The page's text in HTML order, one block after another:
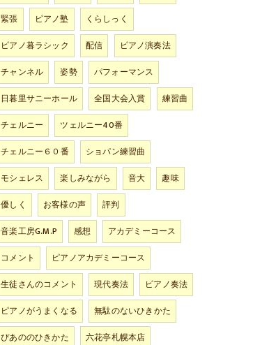
緊張
ピアノ塾
くらしっく
ピアノ暮ラシック
配信
ピアノ演奏法
チャンネル
姿勢
パフォーマンス
日暮里サニーホール
全国大会入賞
練習曲
チェルニー
ツェルニー40番
チェルニー６０番
ショパン練習曲
モシェレス
楽しみながら 音大
趣味
優しく
お客様の声
評判
音楽工房G.M.P
感想
アカデミーコース
コメント
ピアノアカデミーコース
生徒さんのコメント
現代奏法
ピアノ奏法
ピアノがうまくなる
無駄のないひきかた
ぴあののひきかた
六花亭札幌本店